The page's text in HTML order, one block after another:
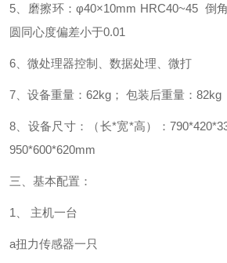
5、磨擦环：φ40×10mm HRC40~45 倒
圆同心度偏差小于0.01
6、微处理器控制、数据处理、微打
7、设备重量：62kg； 包装后重量：82kg
8、设备尺寸：（长*宽*高）：
950*600*620mm
三、基本配置：
1、 主机一台
a扭力传感器一只